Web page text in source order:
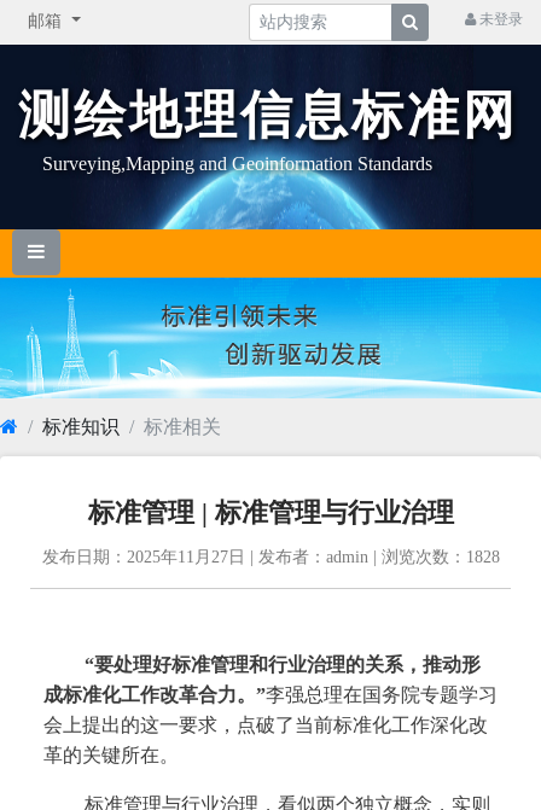
邮箱 未登录
测绘地理信息标准网
Surveying,Mapping and Geoinformation Standards
标准知识 标准相关
标准管理 | 标准管理与行业治理
发布日期：2025年11月27日 | 发布者：admin | 浏览次数：1828
“要处理好标准管理和行业治理的关系，推动形
成标准化工作改革合力。”李强总理在国务院专题学习
会上提出的这一要求，点破了当前标准化工作深化改
革的关键所在。
标准管理与行业治理，看似两个独立概念，实则